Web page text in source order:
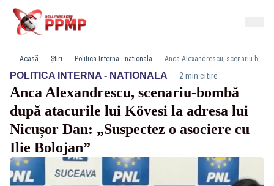
Acasă Știri Politica Interna - nationala Anca Alexandrescu, scenariu‑bombă după atacurile lui Kövesi la adresa lui Nicușor Dan: „Suspectez o asociere cu Ilie Bolojan”
POLITICA INTERNA - NATIONALA· 2 min citire
Anca Alexandrescu, scenariu‑bombă
după atacurile lui Kövesi la adresa lui
Nicușor Dan: „Suspectez o asociere cu
Ilie Bolojan”